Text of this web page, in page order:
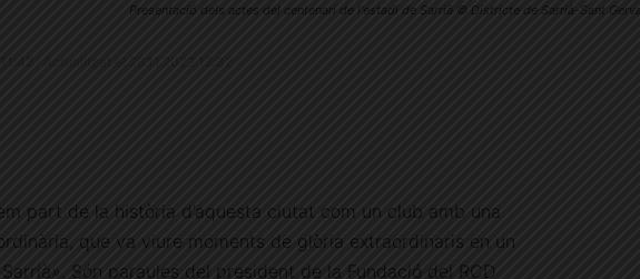
Presentació dels actes del centenari de l'estadi de Sarrià © Districte de Sarrià-Sant
part de la història d’aquesta ciutat com un club amb una
que va viure moments de glòria extraordinaris en un
Són paraules del president de la Fundació del RCD